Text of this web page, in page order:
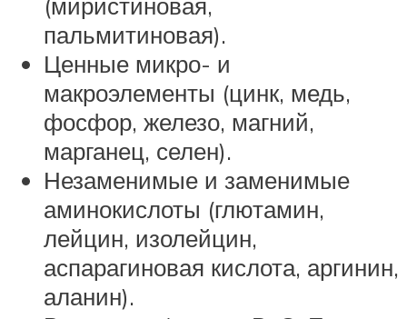
пальмитиновая).
Ценные микро- и
макроэлементы (цинк, медь,
фосфор, железо, магний,
марганец, селен).
Незаменимые и заменимые
аминокислоты (глютамин,
лейцин, изолейцин,
аспарагиновая кислота, аргинин,
аланин).